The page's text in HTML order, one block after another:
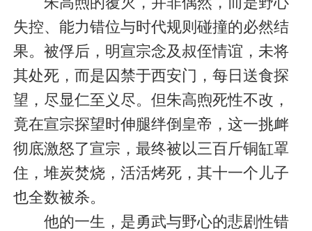
失控、能力错位与时代规则碰撞的必然结
果。被俘后，明宣宗念及叔侄情谊，未将
其处死，而是囚禁于西安门，每日送食探
望，尽显仁至义尽。但朱高煦死性不改，
竟在宣宗探望时伸腿绊倒皇帝，这一挑衅
彻底激怒了宣宗，最终被以三百斤铜缸罩
住，堆炭焚烧，活活烤死，其十一个儿子
也全数被杀。
他的一生，是勇武与野心的悲剧性错